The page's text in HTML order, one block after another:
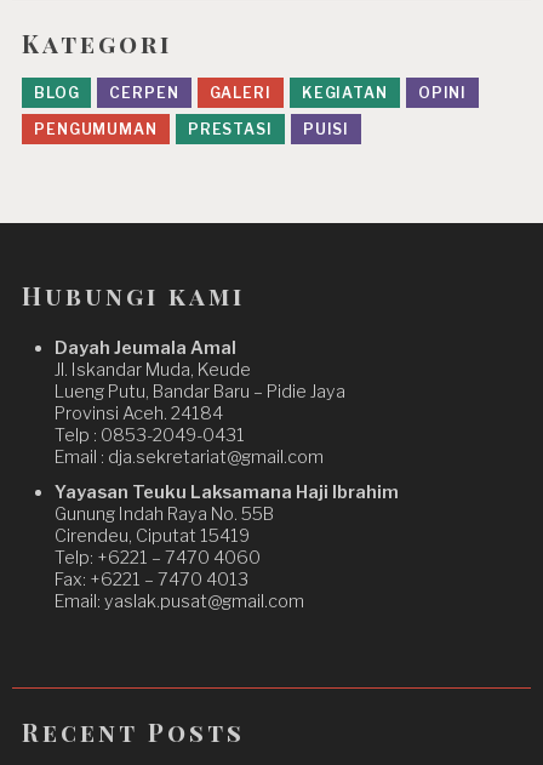
Kategori
BLOG CERPEN GALERI KEGIATAN
OPINI
PENGUMUMAN
PRESTASI PUISI
Hubungi kami
Dayah Jeumala Amal
Jl. Iskandar Muda, Keude
Lueng Putu, Bandar Baru – Pidie Jaya
Provinsi Aceh. 24184
Telp : 0853-2049-0431
Email : dja.sekretariat@gmail.com
Yayasan Teuku Laksamana Haji Ibrahim
Gunung Indah Raya No. 55B
Cirendeu, Ciputat 15419
Telp: +6221 – 7470 4060
Fax: +6221 – 7470 4013
Email: yaslak.pusat@gmail.com
Recent Posts